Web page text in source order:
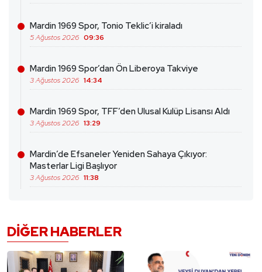
Mardin 1969 Spor, Tonio Teklic’i kiraladı
5 Ağustos 2026 09:36
Mardin 1969 Spor’dan Ön Liberoya Takviye
3 Ağustos 2026 14:34
Mardin 1969 Spor, TFF’den Ulusal Kulüp Lisansı Aldı
3 Ağustos 2026 13:29
Mardin’de Efsaneler Yeniden Sahaya Çıkıyor:
Masterlar Ligi Başlıyor
3 Ağustos 2026 11:38
DIĞER HABERLER